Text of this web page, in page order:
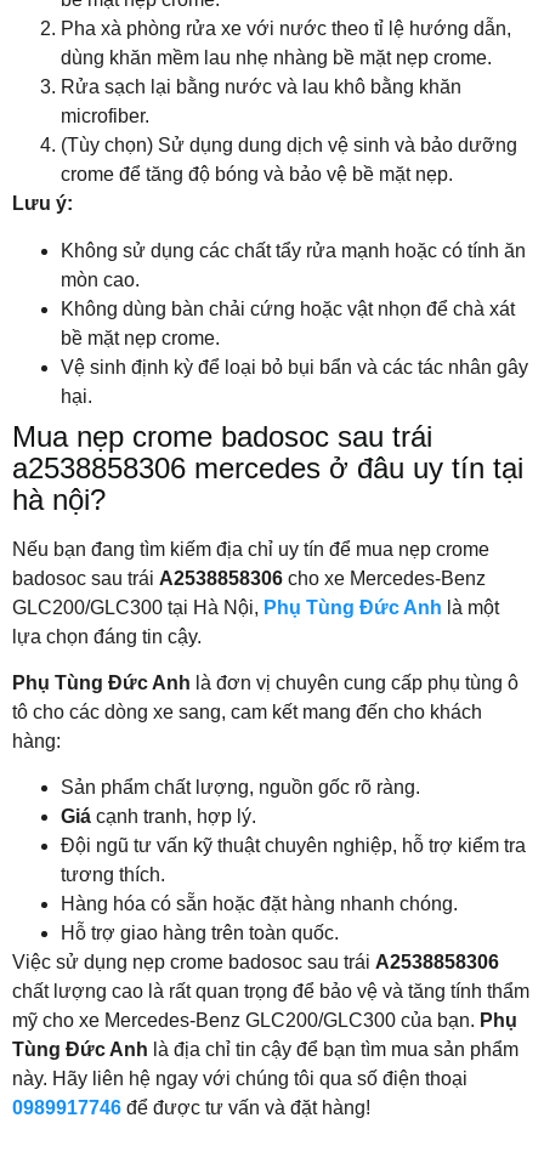
Pha xà phòng rửa xe với nước theo tỉ lệ hướng dẫn,
dùng khăn mềm lau nhẹ nhàng bề mặt nẹp crome.
Rửa sạch lại bằng nước và lau khô bằng khăn
microfiber.
(Tùy chọn) Sử dụng dung dịch vệ sinh và bảo dưỡng
crome để tăng độ bóng và bảo vệ bề mặt nẹp.
Lưu ý:
Không sử dụng các chất tẩy rửa mạnh hoặc có tính ăn
mòn cao.
Không dùng bàn chải cứng hoặc vật nhọn để chà xát
bề mặt nẹp crome.
Vệ sinh định kỳ để loại bỏ bụi bẩn và các tác nhân gây
hại.
Mua nẹp crome badosoc sau trái
a2538858306 mercedes ở đâu uy tín tại
hà nội?
Nếu bạn đang tìm kiếm địa chỉ uy tín để mua nẹp crome
badosoc sau trái A2538858306 cho xe Mercedes-Benz
GLC200/GLC300 tại Hà Nội, Phụ Tùng Đức Anh là một
lựa chọn đáng tin cậy.
Phụ Tùng Đức Anh là đơn vị chuyên cung cấp phụ tùng ô
tô cho các dòng xe sang, cam kết mang đến cho khách
hàng:
Sản phẩm chất lượng, nguồn gốc rõ ràng.
Giá cạnh tranh, hợp lý.
Đội ngũ tư vấn kỹ thuật chuyên nghiệp, hỗ trợ kiểm tra
tương thích.
Hàng hóa có sẵn hoặc đặt hàng nhanh chóng.
Hỗ trợ giao hàng trên toàn quốc.
Việc sử dụng nẹp crome badosoc sau trái A2538858306
chất lượng cao là rất quan trọng để bảo vệ và tăng tính thẩm
mỹ cho xe Mercedes-Benz GLC200/GLC300 của bạn. Phụ
Tùng Đức Anh là địa chỉ tin cậy để bạn tìm mua sản phẩm
này. Hãy liên hệ ngay với chúng tôi qua số điện thoại
0989917746 để được tư vấn và đặt hàng!